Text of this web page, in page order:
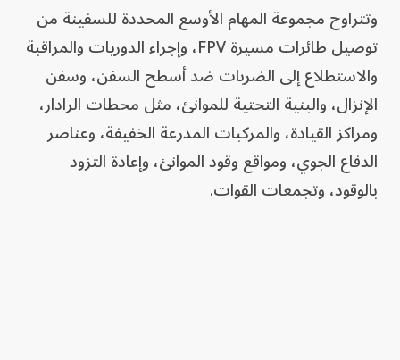
وتتراوح مجموعة المهام الأوسع المحددة للسفينة من
توصيل طائرات مسيرة FPV، وإجراء الدوريات والمراقبة
والاستطلاع إلى الضربات ضد أسطح السفن، وسفن
الإنزال، والبنية التحتية للموانئ، مثل محطات الرادار،
ومراكز القيادة، والمركبات المدرعة الخفيفة، وعناصر
الدفاع الجوي، ومواقع وقود الموانئ، وإعادة التزود
بالوقود، وتجمعات القوات.